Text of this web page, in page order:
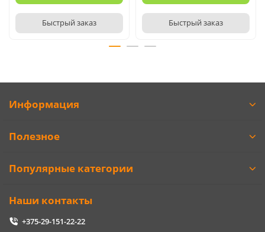
Быстрый заказ Быстрый заказ
Информация
Полезное
Популярные категории
Наши контакты
+375-29-151-22-22